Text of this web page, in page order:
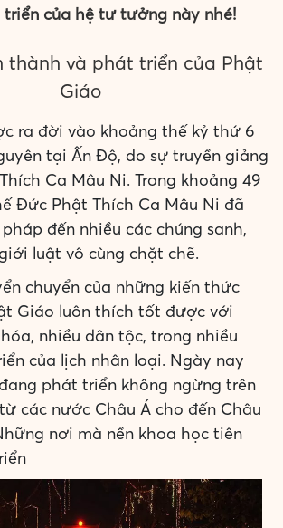
của hệ tư tưởng này nhé!
thành và phát triển của Phật
Giáo
ra đời vào khoảng thế kỷ thứ 6
tại Ấn Độ, do sự truyền giảng
Ca Mâu Ni. Trong khoảng 49
Đức Phật Thích Ca Mâu Ni đã
đến nhiều các chúng sanh,
luật vô cùng chặt chẽ.
chuyển của những kiến thức
Giáo luôn thích tốt được với
nhiều dân tộc, trong nhiều
của lịch nhân loại. Ngày nay
phát triển không ngừng trên
các nước Châu Á cho đến Châu
nơi mà nền khoa học tiên